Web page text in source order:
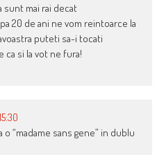
sunt mai rai decat
20 de ani ne vom reintoarce la
puteti sa-i tocati
si la vot ne fura!
o “madame sans gene” in dublu